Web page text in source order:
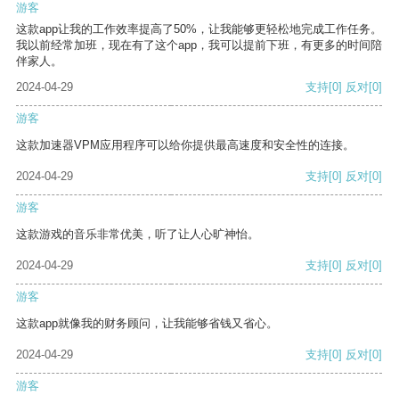
游客
这款app让我的工作效率提高了50%，让我能够更轻松地完成工作任务。
我以前经常加班，现在有了这个app，我可以提前下班，有更多的时间陪
伴家人。
2024-04-29
支持[0] 反对[0]
游客
这款加速器VPM应用程序可以给你提供最高速度和安全性的连接。
2024-04-29 支持[0] 反对[0]
游客
这款游戏的音乐非常优美，听了让人心旷神怡。
2024-04-29 支持[0] 反对[0]
游客
这款app就像我的财务顾问，让我能够省钱又省心。
2024-04-29 支持[0] 反对[0]
游客